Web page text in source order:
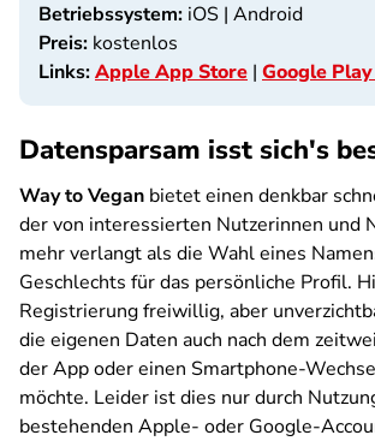
Betriebssystem: iOS | Android
Preis: kostenlos
Links:Apple App Store | Google
Datensparsam isst sich's
Way to Vegan bietet einen denkbar
der von interessierten Nutzerinnen und
mehr verlangt als die Wahl eines
Geschlechts für das persönliche Profil.
Registrierung freiwillig, aber
die eigenen Daten auch nach dem
der App oder einen Smartphone-
möchte. Leider ist dies nur durch
bestehenden Apple- oder Google-